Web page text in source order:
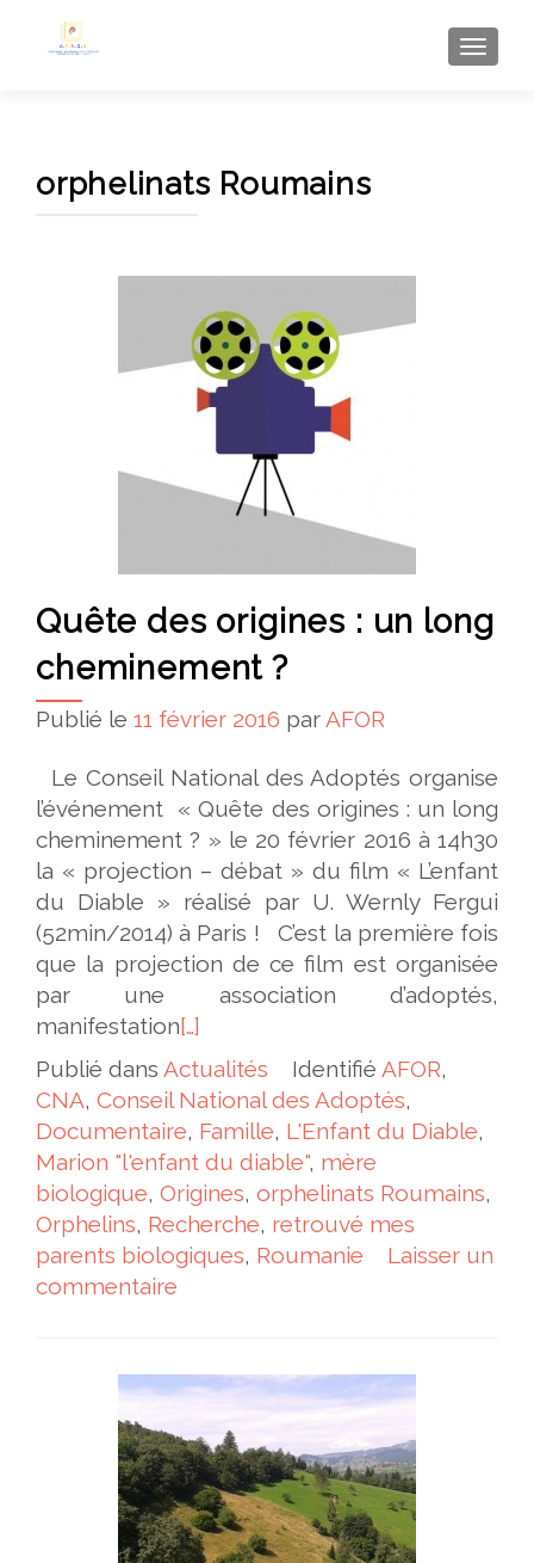
orphelinats Roumains
Quête des origines : un long
cheminement ?
Publié le 11 février 2016 par AFOR
Le Conseil National des Adoptés organise
l’événement « Quête des origines : un long
cheminement ? » le 20 février 2016 à 14h30
la « projection – débat » du film « L’enfant
du Diable » réalisé par U. Wernly Fergui
(52min/2014) à Paris ! C’est la première fois
que la projection de ce film est organisée
par une association d’adoptés,
manifestation[…]
Publié dans Actualités Identifié AFOR,
CNA, Conseil National des Adoptés,
Documentaire, Famille, L'Enfant du Diable,
Marion "l'enfant du diable", mère
biologique, Origines, orphelinats Roumains,
Orphelins, Recherche, retrouvé mes
parents biologiques, Roumanie
Laisser un
commentaire